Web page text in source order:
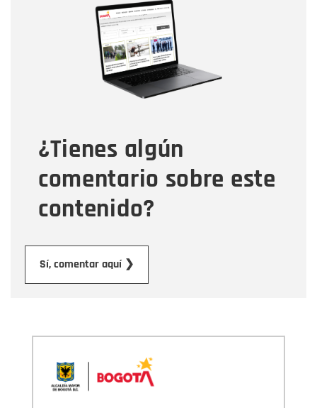
¿Tienes algún
comentario sobre este
contenido?
Sí, comentar aquí ❯
Correo electrónico
Tipo de comentario
Mensaje